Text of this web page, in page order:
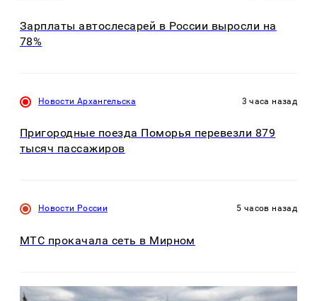
Зарплаты автослесарей в России выросли на
78%
Новости Архангельска 3 часа назад
Пригородные поезда Поморья перевезли 879
тысяч пассажиров
Новости России 5 часов назад
МТС прокачала сеть в Мирном